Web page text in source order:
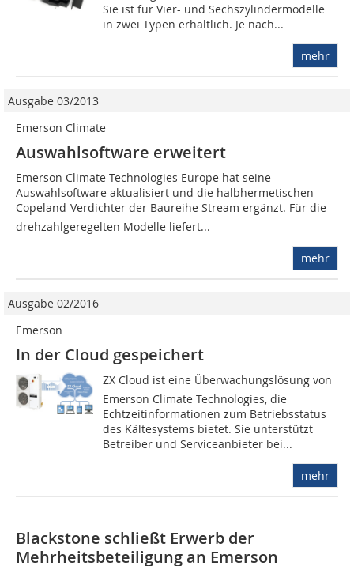
Sie ist für Vier- und Sechszylindermodelle
in zwei Typen erhältlich. Je nach...
mehr
Ausgabe 03/2013
Emerson Climate
Auswahlsoftware erweitert
Emerson Climate Technologies Europe hat seine
Auswahlsoftware aktualisiert und die halbhermetischen
Copeland-Verdichter der Baureihe Stream ergänzt. Für die
drehzahlgeregelten Modelle liefert...
mehr
Ausgabe 02/2016
Emerson
In der Cloud gespeichert
ZX Cloud ist eine Überwachungslösung von
Emerson Climate Technologies, die
Echtzeitinformationen zum Betriebsstatus
des Kältesystems bietet. Sie unterstützt
Betreiber und Serviceanbieter bei...
mehr
Blackstone schließt Erwerb der
Mehrheitsbeteiligung an Emerson